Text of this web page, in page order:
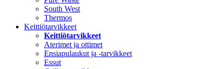
South West
Thermos
Keittiötarvikkeet
Keittiötarvikkeet
Aterimet ja ottimet
Ensiapulaukut ja -tarvikkeet
Essut